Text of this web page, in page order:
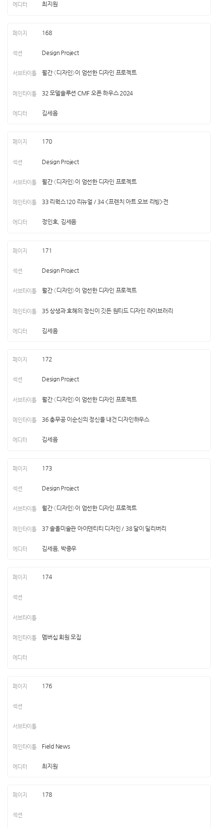
최지원
168
Design Project
월간 〈디자인〉이 엄선한 디자인 프로젝트
32 모델솔루션 CMF 오픈 하우스 2024
김세음
170
Design Project
월간 〈디자인〉이 엄선한 디자인 프로젝트
33 리웍스120 리뉴얼 / 34 <프렌치 아트 오브 리빙>전
정인호, 김세음
171
Design Project
월간 〈디자인〉이 엄선한 디자인 프로젝트
35 상생과 호혜의 정신이 깃든 원티드 디자인 라이브러리
김세음
172
Design Project
월간 〈디자인〉이 엄선한 디자인 프로젝트
36 충무공 이순신의 정신을 내건 디자인하우스
김세음
173
Design Project
월간 〈디자인〉이 엄선한 디자인 프로젝트
37 솔올미술관 아이덴티티 디자인 / 38 달이 딜리버리
김세음, 박종우
174
멤버십 회원 모집
176
Field News
최지원
178